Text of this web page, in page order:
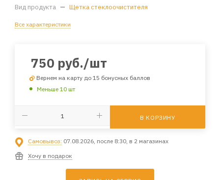
Вид продукта — Щетка стеклоочистителя
Все характеристики
750 руб./шт
Вернем на карту до 15 бонусных баллов
Меньше 10 шт
В КОРЗИНУ
Самовывоз: 07.08.2026, после 8:30, в 2 магазинах
Хочу в подарок